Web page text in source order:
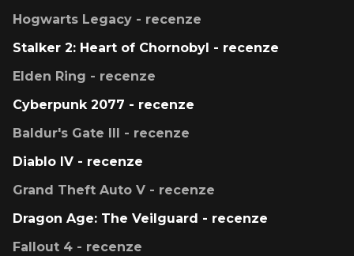
Hogwarts Legacy - recenze
Stalker 2: Heart of Chornobyl - recenze
Elden Ring - recenze
Cyberpunk 2077 - recenze
Baldur's Gate III - recenze
Diablo IV - recenze
Grand Theft Auto V - recenze
Dragon Age: The Veilguard - recenze
Fallout 4 - recenze